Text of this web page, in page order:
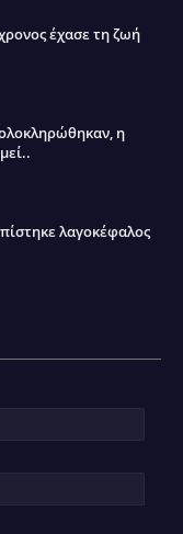
έχασε τη ζωή
η
λαγοκέφαλος